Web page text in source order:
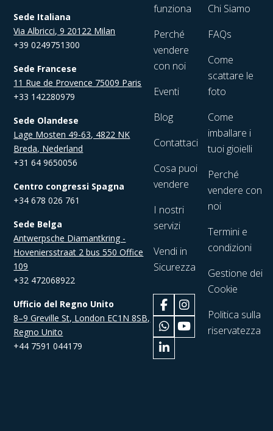
Sede Italiana
Via Albricci, 9 20122 Milan
+39 0249751300
Sede Francese
11 Rue de Provence 75009 Paris
+33 142280979
Sede Olandese
Lage Mosten 49-63, 4822 NK
Breda, Nederland
+31 64 9650056
Centro congressi Spagna
+34 678 026 761
Sede Belga
Antwerpsche Diamantkring -
Hoveniersstraat 2 bus 550 Office
109
+32 472068922
Ufficio del Regno Unito
8–9 Greville St, London EC1N 8SB,
Regno Unito
+44 7591 044179
funziona
Perché
vendere
con noi
Eventi
Blog
Contattaci
Cosa puoi
vendere
I nostri
servizi
Vendi in
Sicurezza
Chi Siamo
FAQs
Come
scattare le
foto
Come
imballare i
tuoi gioielli
Perché
vendere con
noi
Termini e
condizioni
Gestione dei
Cookie
Politica sulla
riservatezza